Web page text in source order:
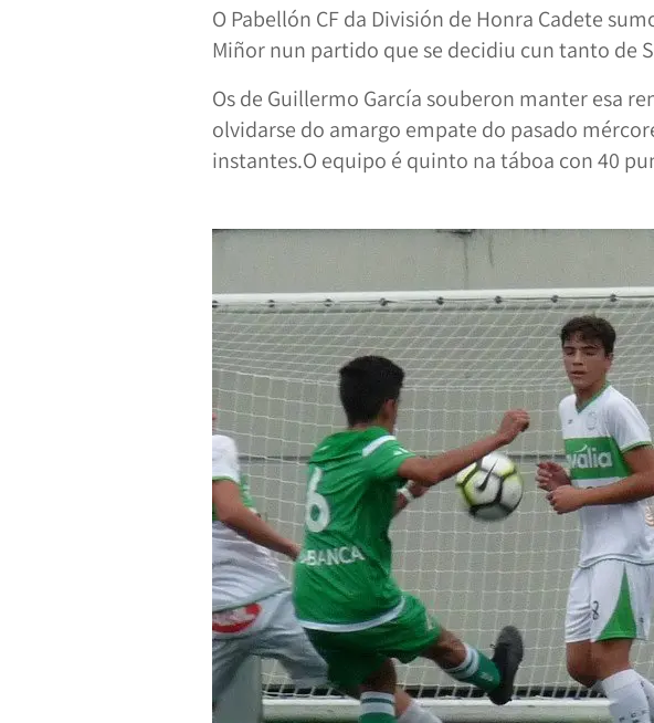
O Pabellón CF da División de Honra Cadete
Miñor nun partido que se decidiu cun tanto de
Os de Guillermo García souberon manter esa
olvidarse do amargo empate do pasado
instantes.O equipo é quinto na táboa con 40